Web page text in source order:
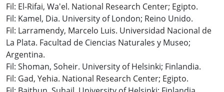
Fil: El-Rifai, Wa'el. National Research Center; Egipto.
Fil: Kamel, Dia. University of London; Reino Unido.
Fil: Larramendy, Marcelo Luis. Universidad Nacional de
La Plata. Facultad de Ciencias Naturales y Museo;
Argentina.
Fil: Shoman, Soheir. University of Helsinki; Finlandia.
Fil: Gad, Yehia. National Research Center; Egipto.